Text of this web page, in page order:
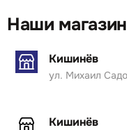
Наши
Кишинёв
ул. Михаил
Кишинёв